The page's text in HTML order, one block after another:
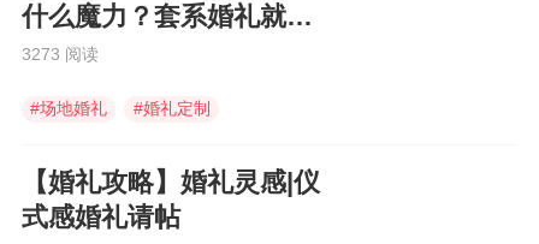
什么魔力？套系婚礼就不
能有定制感吗?
3273 阅读
#场地婚礼 #婚礼定制
【婚礼攻略】婚礼灵感|仪
式感婚礼请帖